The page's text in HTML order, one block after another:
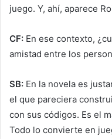
juego. Y, ahí, aparece
CF: En ese contexto,
amistad entre los
SB: En la novela es
el que pareciera
con sus códigos. Es el
Todo lo convierte en